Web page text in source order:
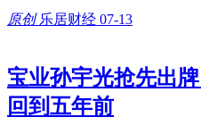
原创 乐居财经 07-13
宝业孙宇光抢先出
回到五年前